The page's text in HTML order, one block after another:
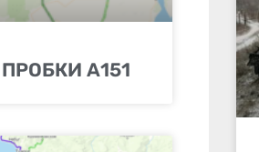
ПРОБКИ А151